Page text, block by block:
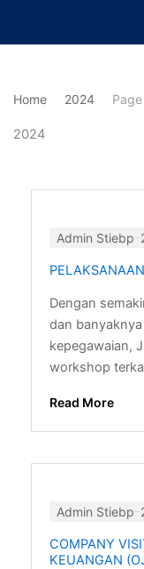
Home 2024
2024
Admin Stiebp
Dengan
dan
kepegawaian,
workshop
Read More
Admin Stiebp
COMPANY
KEUANGAN